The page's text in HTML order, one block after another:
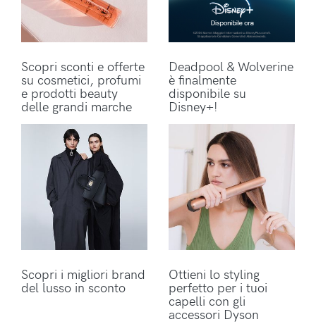
Scopri sconti e offerte
su cosmetici, profumi
e prodotti beauty
delle grandi marche
Deadpool & Wolverine
è finalmente
disponibile su
Disney+!
Scopri i migliori brand
del lusso in sconto
Ottieni lo styling
perfetto per i tuoi
capelli con gli
accessori Dyson